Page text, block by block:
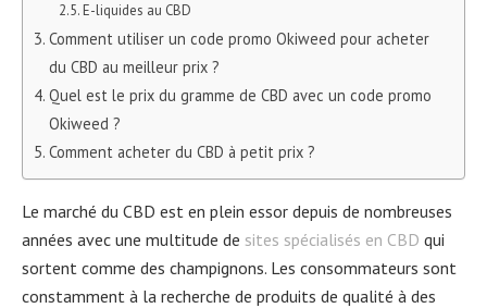
E-liquides au CBD
Comment utiliser un code promo Okiweed pour acheter
du CBD au meilleur prix ?
Quel est le prix du gramme de CBD avec un code promo
Okiweed ?
Comment acheter du CBD à petit prix ?
Le marché du CBD est en plein essor depuis de nombreuses
années avec une multitude de sites spécialisés en CBD qui
sortent comme des champignons. Les consommateurs sont
constamment à la recherche de produits de qualité à des